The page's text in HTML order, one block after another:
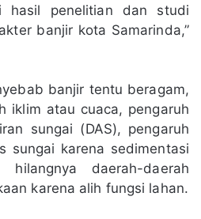
hasil penelitian dan studi
banjir kota Samarinda,”
banjir tentu beragam,
iklim atau cuaca, pengaruh
sungai (DAS), pengaruh
sungai karena sedimentasi
daerah-daerah
karena alih fungsi lahan.